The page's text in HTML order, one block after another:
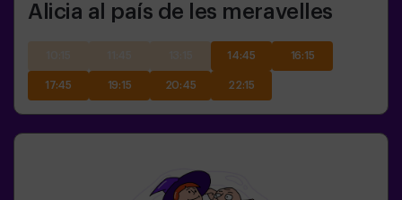
Alicia al país de les meravelles
14:45 16:15
17:45 19:15 20:45 22:15